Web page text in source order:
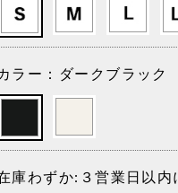
ラー：ダークブラック
庫わずか:３営業日以内